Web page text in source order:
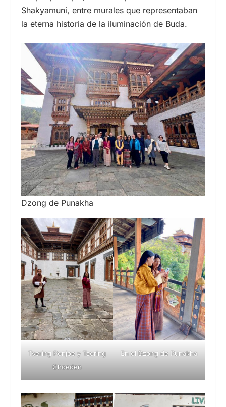
Shakyamuni, entre murales que representaban
la eterna historia de la iluminación de Buda.
Dzong de Punakha
Tsering Penjoe y Tsering
Choeden
En el Dzong de Punakha